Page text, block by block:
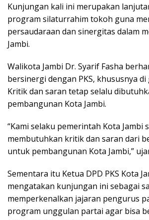
Kunjungan kali ini merupakan
program silaturrahim tokoh guna
persaudaraan dan sinergitas dalam
Jambi.
Walikota Jambi Dr. Syarif Fasha
bersinergi dengan PKS, khususnya di
Kritik dan saran tetap selalu
pembangunan Kota Jambi.
“Kami selaku pemerintah Kota Jambi
membutuhkan kritik dan saran dari
untuk pembangunan Kota Jambi,”
Sementara itu Ketua DPD PKS Kota
mengatakan kunjungan ini sebagai
memperkenalkan jajaran pengurus
program unggulan partai agar bisa